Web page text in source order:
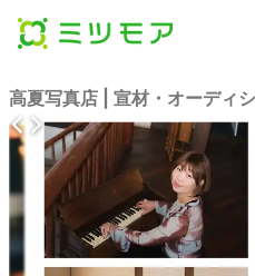
高夏写真店 | 宣材・オーディ